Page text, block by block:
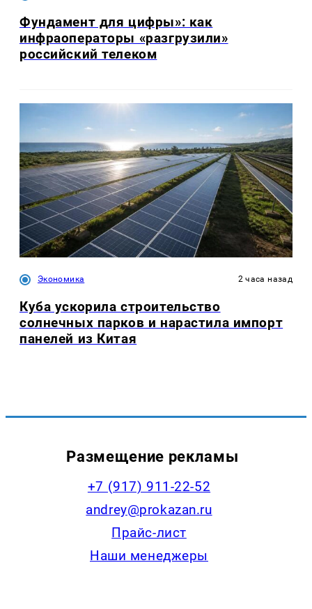
Фундамент для цифры»: как
инфраоператоры «разгрузили»
российский телеком
Экономика 2 часа назад
Куба ускорила строительство
солнечных парков и нарастила импорт
панелей из Китая
Размещение рекламы
+7 (917) 911-22-52
andrey@prokazan.ru
Прайс-лист
Наши менеджеры